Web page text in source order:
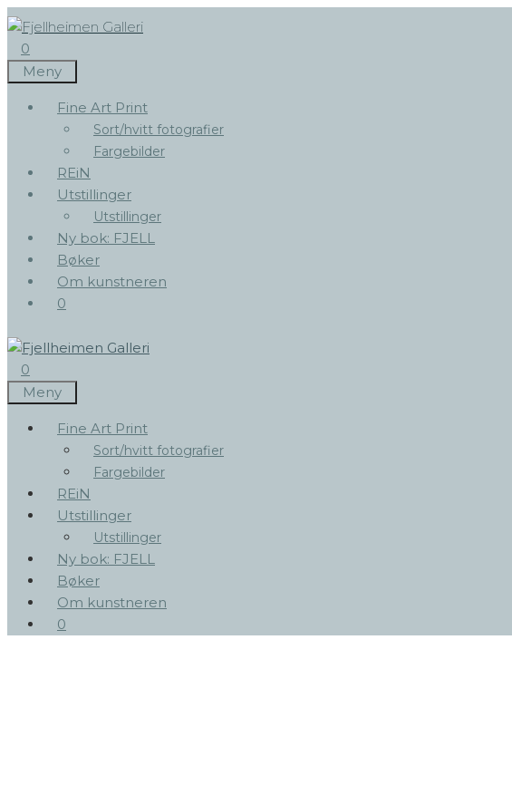
Hopp
innhold
0
Meny
Fine Art Print
Sort/hvitt fotografier
Fargebilder
REiN
Utstillinger
Utstillinger
Ny bok: FJELL
Bøker
Om kunstneren
0
0
Meny
Fine Art Print
Sort/hvitt fotografier
Fargebilder
REiN
Utstillinger
Utstillinger
Ny bok: FJELL
Bøker
Om kunstneren
0